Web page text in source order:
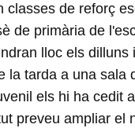
classes de reforç
de primària de
lloc els dilluns
la tarda a una sala
els hi ha cedit
preveu ampliar el